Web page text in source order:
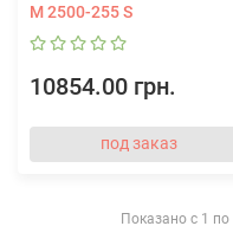
M 2500-255 S
10854.00 грн.
под заказ
Показано с 1 по